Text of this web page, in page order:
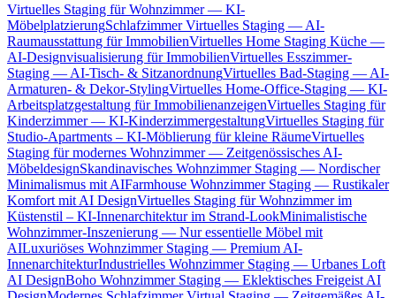
Virtuelles Staging für Wohnzimmer — KI-
MöbelplatzierungSchlafzimmer Virtuelles Staging — AI-
Raumausstattung für ImmobilienVirtuelles Home Staging Küche —
AI-Designvisualisierung für ImmobilienVirtuelles Esszimmer-
Staging — AI-Tisch- & SitzanordnungVirtuelles Bad-Staging — AI-
Armaturen- & Dekor-StylingVirtuelles Home-Office-Staging — KI-
Arbeitsplatzgestaltung für ImmobilienanzeigenVirtuelles Staging für
Kinderzimmer — KI-KinderzimmergestaltungVirtuelles Staging für
Studio-Apartments – KI-Möblierung für kleine RäumeVirtuelles
Staging für modernes Wohnzimmer — Zeitgenössisches AI-
MöbeldesignSkandinavisches Wohnzimmer Staging — Nordischer
Minimalismus mit AIFarmhouse Wohnzimmer Staging — Rustikaler
Komfort mit AI DesignVirtuelles Staging für Wohnzimmer im
Küstenstil – KI-Innenarchitektur im Strand-LookMinimalistische
Wohnzimmer-Inszenierung — Nur essentielle Möbel mit
AILuxuriöses Wohnzimmer Staging — Premium AI-
InnenarchitekturIndustrielles Wohnzimmer Staging — Urbanes Loft
AI DesignBoho Wohnzimmer Staging — Eklektisches Freigeist AI